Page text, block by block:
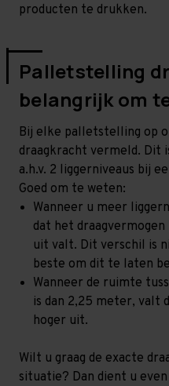
producten te drukken.
Palletstelling
belangrijk om
Bij elke palletstelling op
draagkracht vermeld. Dit
a.h.v. 2 liggerniveaus bij
Goed om te weten:
Wanneer u meer
dat het
uit valt. Dit verschil is
beste om dit te laten
Wanneer de ruimte
is dan 2,25 meter, valt
hoger uit.
Wilt u graag de exacte
situatie? Dan dient u